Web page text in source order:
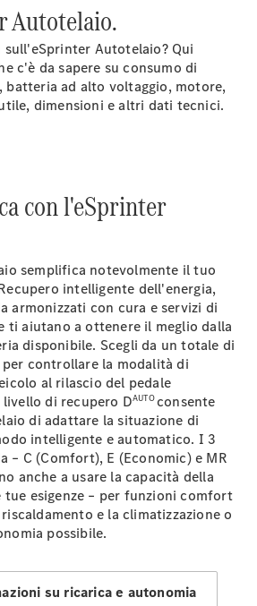
Autotelaio.
Autotelaio? Qui
c'è da sapere su consumo di
batteria ad alto voltaggio, motore,
dimensioni e altri dati tecnici.
con l'eSprinter
semplifica notevolmente il tuo
intelligente dell'energia,
armonizzati con cura e servizi di
aiutano a ottenere il meglio dalla
disponibile. Scegli da un totale di
controllare la modalità di
al rilascio del pedale
di recupero DAUTOconsente
di adattare la situazione di
intelligente e automatico. I 3
– C (Comfort), E (Economic) e MR
anche a usare la capacità della
tue esigenze – per funzioni comfort
e la climatizzazione o
possibile.
su ricarica e autonomia